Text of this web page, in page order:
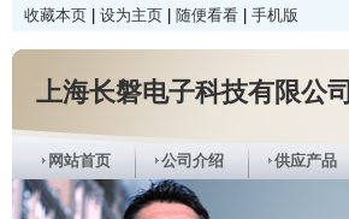
收藏本页 设为主页 随便看看 手机版
上海长磐电子科技有限公司
网站首页 公司介绍 供应产品